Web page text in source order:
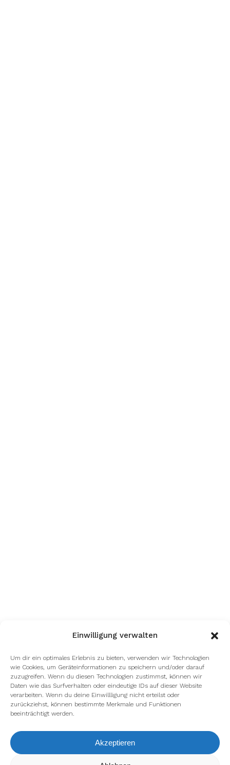
Einwilligung verwalten
Um dir ein optimales Erlebnis zu bieten, verwenden wir Technologien
wie Cookies, um Geräteinformationen zu speichern und/oder darauf
zuzugreifen. Wenn du diesen Technologien zustimmst, können wir
Daten wie das Surfverhalten oder eindeutige IDs auf dieser Website
verarbeiten. Wenn du deine Einwillligung nicht erteilst oder
zurückziehst, können bestimmte Merkmale und Funktionen
beeinträchtigt werden.
Akzeptieren
facebook youtube instagram spotify twitch